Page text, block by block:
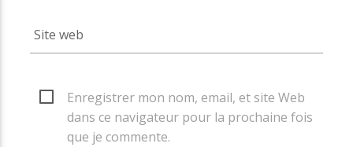
Enregistrer mon nom, email, et site Web
dans ce navigateur pour la prochaine fois
que je commente.